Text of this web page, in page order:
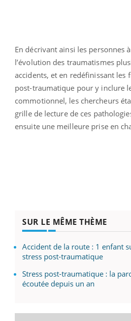
En décrivant ainsi les personnes
l’évolution des traumatismes
accidents, et en redéfinissant les
post-traumatique pour y inclure
commotionnel, les chercheurs
grille de lecture de ces
ensuite une meilleure prise en
SUR LE MÊME THÈME
Accident de la route : 1 enfant
stress post-traumatique
Stress post-traumatique : la
écoutée depuis un an